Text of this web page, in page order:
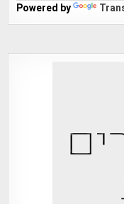
Powered by